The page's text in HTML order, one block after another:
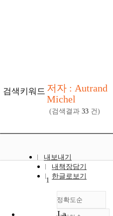
검색키워드 저자 : Autrand
Michel
(검색결과 33 건)
내보내기
내책장담기
한글로보기
정확도순
1